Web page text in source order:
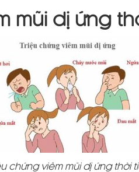
mũi dị ứng
chứng viêm mũi dị ứng thời